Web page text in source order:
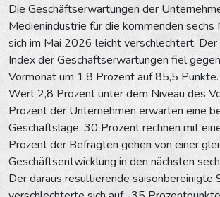
Die Geschäftserwartungen der
Medienindustrie für die kommenden sechs
sich im Mai 2026 leicht verschlechtert.
Index der Geschäftserwartungen fiel
Vormonat um 1,8 Prozent auf 85,5
Wert 2,8 Prozent unter dem Niveau des
Prozent der Unternehmen erwarten eine
Geschäftslage, 30 Prozent rechnen mit
Prozent der Befragten gehen von einer
Geschäftsentwicklung in den nächsten
Der daraus resultierende saisonbereinigte